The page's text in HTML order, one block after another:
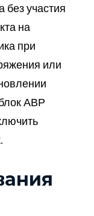
без участия
на
при
или
АВР